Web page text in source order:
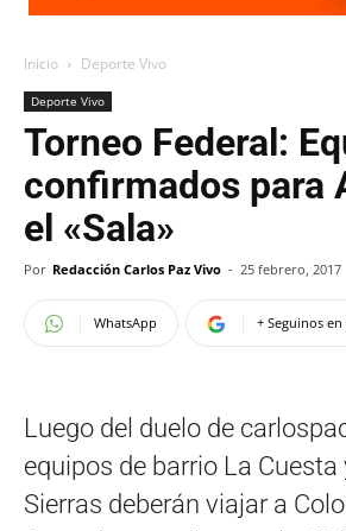
Inicio Deporte Vivo
Deporte Vivo
Torneo Federal:
confirmados para
el «Sala»
Por Redacción Carlos Paz Vivo - 25 febrero, 2017
WhatsApp + Seguinos
Luego del duelo de
equipos de barrio La Cuesta
Sierras deberán viajar a